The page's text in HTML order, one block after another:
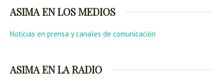
ASIMA EN LOS MEDIOS
Noticias en prensa y canales de comunicación
ASIMA EN LA RADIO